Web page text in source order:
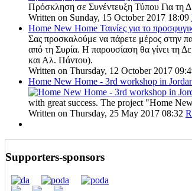
Πρόσκληση σε Συνέντευξη Τύπου Για τη
Written on Sunday, 15 October 2017 18:09
Home New Home Ταινίες για το
Σας προσκαλούμε να πάρετε μέρος στην
από τη Συρία. Η παρουσίαση θα γίνει τη
και Αλ. Πάντου).
Written on Thursday, 12 October 2017
Home New Home - 3rd workshop in
with great success. The project "Home
Written on Thursday, 25 May 2017 08:32
Supporters-sponsors